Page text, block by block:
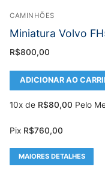
CAMINHÕES
Miniatura Volvo
R$800,00
ADICIONAR AO
10x de R$80,00 Pelo
Pix R$760,00
MAIORES DETALHES